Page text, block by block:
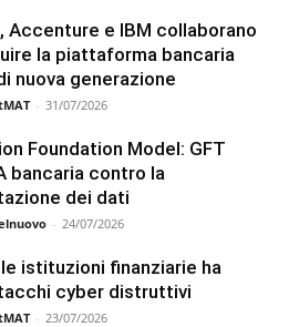
Accenture e IBM collaborano
la piattaforma bancaria
nuova generazione
- 31/07/2026
Foundation Model: GFT
bancaria contro la
dei dati
- 24/07/2026
istituzioni finanziarie ha
cyber distruttivi
- 23/07/2026